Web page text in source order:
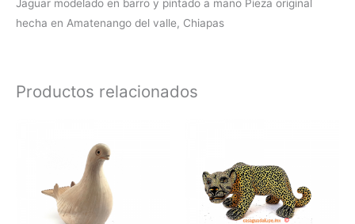
Jaguar modelado en barro y pintado a mano Pieza original
hecha en Amatenango del valle, Chiapas
Productos relacionados